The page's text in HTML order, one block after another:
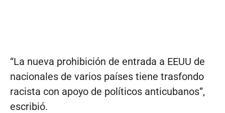
“La nueva prohibición de entrada a EEUU de
nacionales de varios países tiene trasfondo
racista con apoyo de políticos anticubanos”,
escribió.